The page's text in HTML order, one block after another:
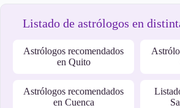
Listado de astrólogos en
Astrólogos recomendados
en Quito
Astrólogos recomendados
en Cuenca